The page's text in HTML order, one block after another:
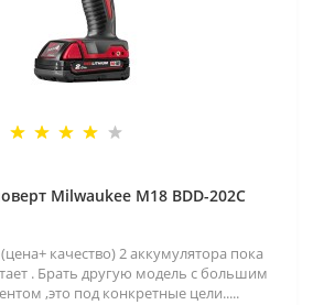
Milwaukee M18 BDD-202C
качество) 2 аккумулятора пока
. Брать другую модель с большим
,это под конкретные цели.....